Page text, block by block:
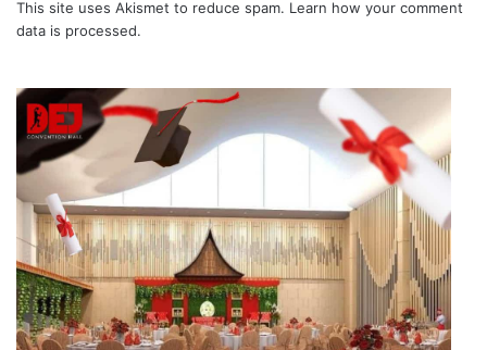
This site uses Akismet to reduce spam. Learn how your comment
data is processed.